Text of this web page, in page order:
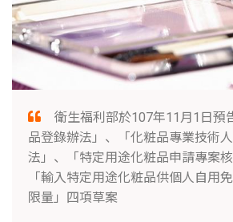
衛生福利部於107年11月1日預
品登錄辦法」、「化粧品專業技術
法」、「特定用途化粧品申請專案
「輸入特定用途化粧品供個人自用
限量」四項草案